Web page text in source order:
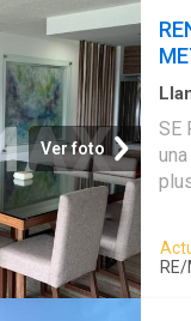
Ver foto
SE